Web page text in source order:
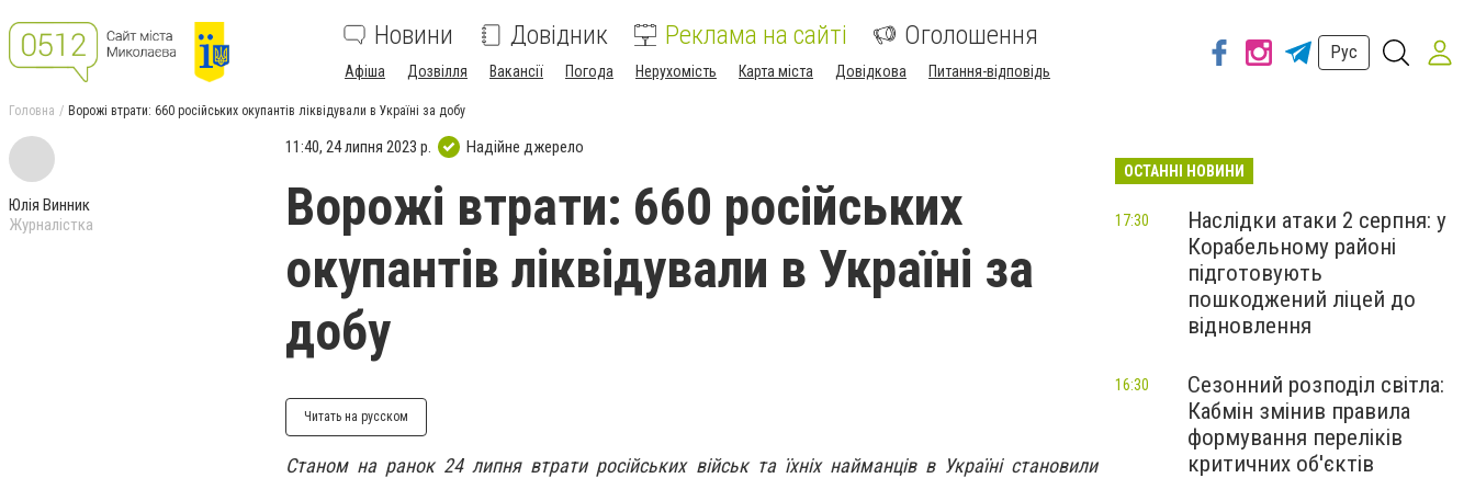
Новини Довідник Реклама на сайті Оголошення
Афіша Дозвілля Вакансії Погода Нерухомість Карта міста Довідкова Питання-відповідь
Рус
Головна Ворожі втрати: 660 російських окупантів ліквідували в Україні за добу
Юлія Винник
Журналістка
11:40, 24 липня 2023 р. Надійне джерело
Ворожі втрати: 660 російських
окупантів ліквідували в Україні за
добу
Читать на русском
Станом на ранок 24 липня втрати російських військ та їхніх найманців в Україні становили
ОСТАННІ НОВИНИ
Наслідки атаки 2 серпня: у
Корабельному районі
підготовують
пошкоджений ліцей до
відновлення
17:30
Сезонний розподіл світла:
Кабмін змінив правила
формування переліків
критичних об'єктів
16:30